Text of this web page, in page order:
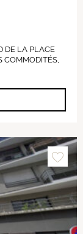
DE LA PLACE
COMMODITÉS,